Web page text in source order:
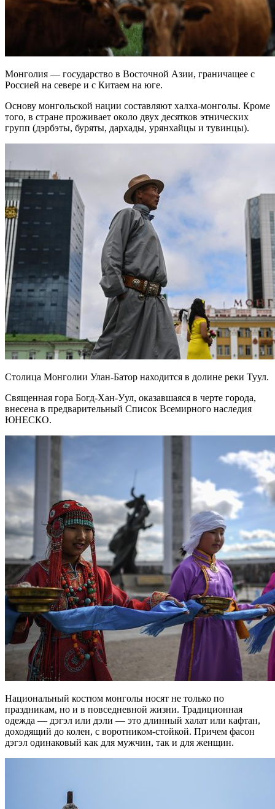
Монголия — государство в Восточной Азии, граничащее с
Россией на севере и с Китаем на юге.
Основу монгольской нации составляют халха-монголы. Кроме
того, в стране проживает около двух десятков этнических
групп (дэрбэты, буряты, дархады, урянхайцы и тувинцы).
Столица Монголии Улан-Батор находится в долине реки Туул.
Священная гора Богд-Хан-Уул, оказавшаяся в черте города,
внесена в предварительный Список Всемирного наследия
ЮНЕСКО.
Национальный костюм монголы носят не только по
праздникам, но и в повседневной жизни. Традиционная
одежда — дэгэл или дэли — это длинный халат или кафтан,
доходящий до колен, с воротником-стойкой. Причем фасон
дэгэл одинаковый как для мужчин, так и для женщин.